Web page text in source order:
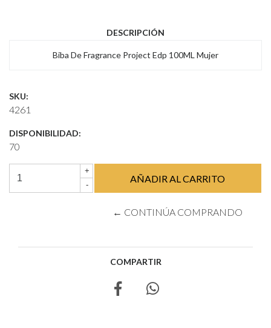
DESCRIPCIÓN
Biba De Fragrance Project Edp 100ML Mujer
SKU:
4261
DISPONIBILIDAD:
70
+
-
← CONTINÚA COMPRANDO
COMPARTIR